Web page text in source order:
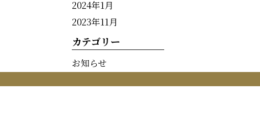
2024年1月
2023年11月
カテゴリー
お知らせ